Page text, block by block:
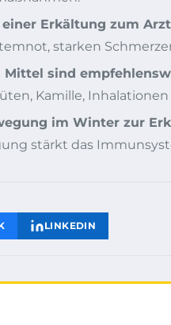
Erkältung zum
starken
sind
Kamille,
im Winter zur
stärkt das
LINKEDIN